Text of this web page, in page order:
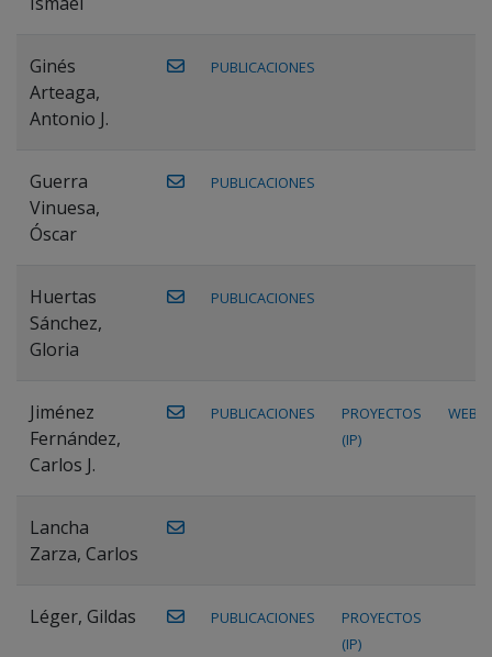
Ginés
Arteaga,
Antonio J.
PUBLICACIONES
Guerra
Vinuesa,
Óscar
PUBLICACIONES
Huertas
Sánchez,
Gloria
PUBLICACIONES
Jiménez
Fernández,
Carlos J.
PUBLICACIONES
PROYECTOS
(IP)
WEB
Lancha
Zarza, Carlos
Léger, Gildas PUBLICACIONES
PROYECTOS
(IP)